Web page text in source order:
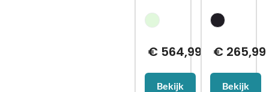
€564,99
Bekijk
€ 265,99
Bekijk